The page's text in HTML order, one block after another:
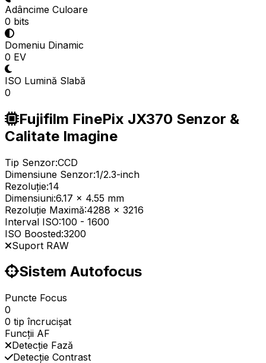
Adâncime Culoare
0 bits
Domeniu Dinamic
0 EV
ISO Lumină Slabă
0
Fujifilm FinePix JX370 Senzor &
Calitate Imagine
Tip Senzor:CCD
Dimensiune Senzor:1/2.3-inch
Rezoluție:14
Dimensiuni:6.17 x 4.55 mm
Rezoluție Maximă:4288 x 3216
Interval ISO:100 - 1600
ISO Boosted:3200
Suport RAW
Sistem Autofocus
Puncte Focus
0
0 tip încrucișat
Funcții AF
Detecție Fază
Detecție Contrast